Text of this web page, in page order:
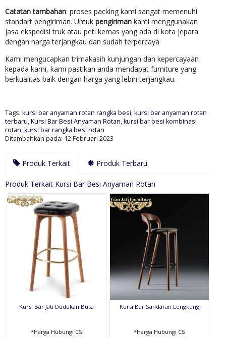
Catatan tambahan: proses packing kami sangat memenuhi
standart pengiriman. Untuk pengiriman kami menggunakan
jasa ekspedisi truk atau peti kemas yang ada di kota jepara
dengan harga terjangkau dan sudah terpercaya
Kami mengucapkan trimakasih kunjungan dan kepercayaan
kepada kami, kami pastikan anda mendapat furniture yang
berkualitas baik dengan harga yang lebih terjangkau.
Tags: kursi bar anyaman rotan rangka besi,kursi bar anyaman rotan
terbaru,Kursi Bar Besi Anyaman Rotan,kursi bar besi kombinasi
rotan,kursi bar rangka besi rotan
Ditambahkan pada: 12 Februari 2023
Produk Terkait Produk Terbaru
Produk Terkait Kursi Bar Besi Anyaman Rotan
Kursi Bar Jati Dudukan Busa
*Harga Hubungi CS
Kursi Bar Sandaran Lengkung
*Harga Hubungi CS